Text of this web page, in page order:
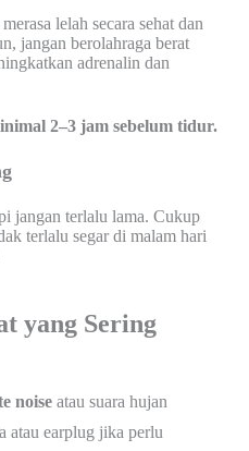
lelah secara sehat dan
jangan berolahraga berat
adrenalin dan
2–3 jam sebelum tidur.
jangan terlalu lama. Cukup
terlalu segar di malam hari
yang Sering
noiseatau suara hujan
atau earplug jika perlu